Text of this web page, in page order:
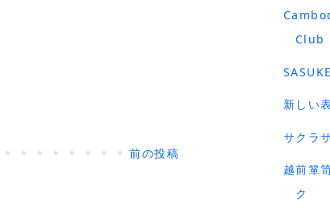
前の投稿
Club
SASUKE
新しい
サクラ
越前箪
ク